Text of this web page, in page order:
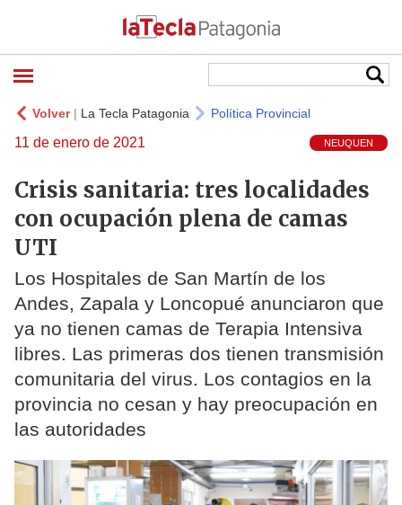
Volver| La Tecla Patagonia Política Provincial
11 de enero de 2021 NEUQUEN
Crisis sanitaria: tres localidades
con ocupación plena de camas
UTI
Los Hospitales de San Martín de los
Andes, Zapala y Loncopué anunciaron que
ya no tienen camas de Terapia Intensiva
libres. Las primeras dos tienen transmisión
comunitaria del virus. Los contagios en la
provincia no cesan y hay preocupación en
las autoridades